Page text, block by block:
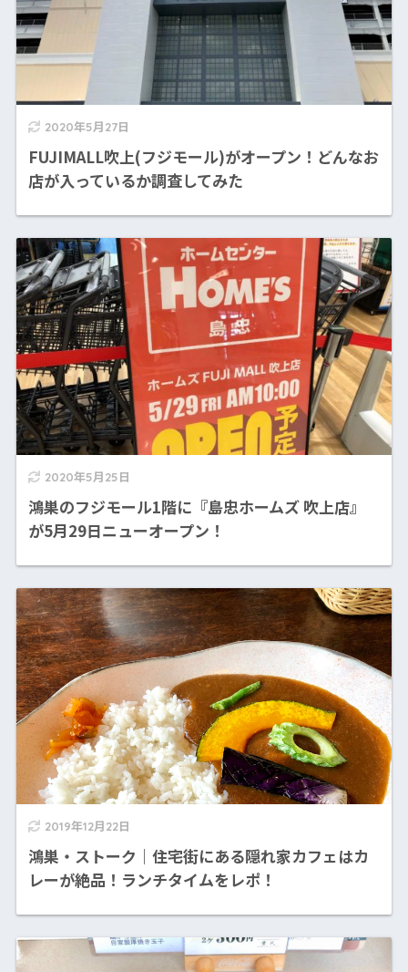
2020年5月27日
FUJIMALL吹上(フジモール)がオープン！どんなお
店が入っているか調査してみた
2020年5月25日
鴻巣のフジモール1階に『島忠ホームズ 吹上店』
が5月29日ニューオープン！
2019年12月22日
鴻巣・ストーク｜住宅街にある隠れ家カフェはカ
レーが絶品！ランチタイムをレポ！